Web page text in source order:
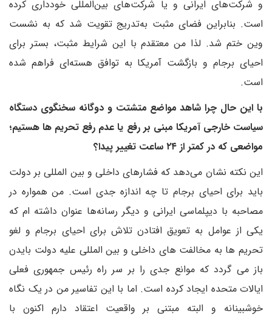
و شرکت‌های ایرانی و یا شرکت‌های بین‌المللی خودداری کرده
است. بنابراین فضای مثبت به‌تدریج تقویت شد که به نشست
وین ختم شد. لذا من معتقدم با این شرایط مثبت، بستر برای
احیای برجام و بازگشت آمریکا به توافق هسته‌ای فراهم شده
است.
با این حال چرا شاهد مواضع متشتت و دوگانه سخنگوی دستگاه
سیاست خارجی آمریکا مبنی بر رفع یا عدم رفع تحریم ها هستیم؛
مواضعی که در کمتر از ۲۴ ساعت تغییر پیدا؟
این نکته نشان می‌دهد که فشارهای داخلی و بین المللی بر دولت
باید برای احیای برجام تا چه اندازه جدی است. من همواره در
مصاحبه با دیپلماسی ایرانی و دیگر رسانه‌ها عنوان داشته ام که
یکی از عوامل به تعویق افتادن تلاش برای احیای برجام و لغو
تحریم ها به مخالفت های داخلی و بین المللی علیه دولت بایدن
باز می گردد که موانع جدی را بر سر راه رئیس جمهوری فعلی
ایالات متحده ایجاد کرده است. اما با این تفاسیر من در یک نگاه
خوشبینانه و البته مبتنی بر واقعیت اعتقاد دارم اکنون با